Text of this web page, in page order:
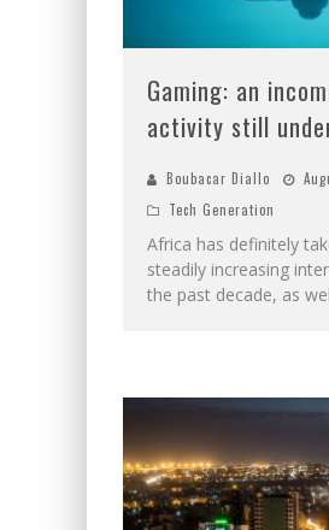
Gaming: an
activity still
Boubacar Diallo
Tech Generation
Africa has definitely
steadily increasing
the past decade, as